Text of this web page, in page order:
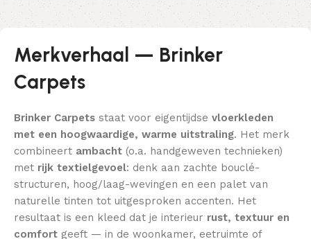
Merkverhaal — Brinker
Carpets
Brinker Carpets staat voor eigentijdse vloerkleden
met een hoogwaardige, warme uitstraling. Het merk
combineert ambacht (o.a. handgeweven technieken)
met rijk textielgevoel: denk aan zachte bouclé-
structuren, hoog/laag-wevingen en een palet van
naturelle tinten tot uitgesproken accenten. Het
resultaat is een kleed dat je interieur rust, textuur en
comfort geeft — in de woonkamer, eetruimte of